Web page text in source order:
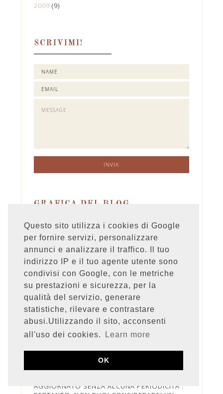
Questo sito utilizza i cookies di Google
per fornire servizi, personalizzare
annunci e analizzare il traffico. Il tuo
indirizzo IP e il tuo agente utente sono
condivisi con Google, con le metriche
su prestazioni e sicurezza, per la
qualità del servizio, generare
statistiche, rilevare e contrastare
abusi.Utilizzando il sito, acconsenti
all'uso dei cookies.
Learn more
OK
2009 (9)
SCRIVIMI!
GRAFICA DEL BLOG
Foto e testi di questo blog sono proprietà
esclusiva di Stefania Orlando. Il loro uso è
concesso solo previa autorizzazione
dell'autrice.
QUESTO BLOG NON RAPPRESENTA UNA
AGGIORNATO SENZA ALCUNA PERIODICITA'.